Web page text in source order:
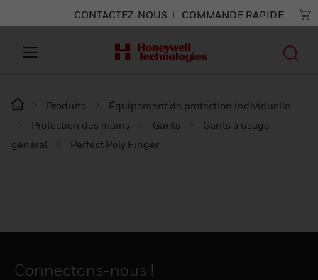
CONTACTEZ-NOUS COMMANDE RAPIDE
Produits
Équipement de protection individuelle
Protection des mains
Gants
Gants à usage
général
Perfect Poly Finger
Connectons-nous !